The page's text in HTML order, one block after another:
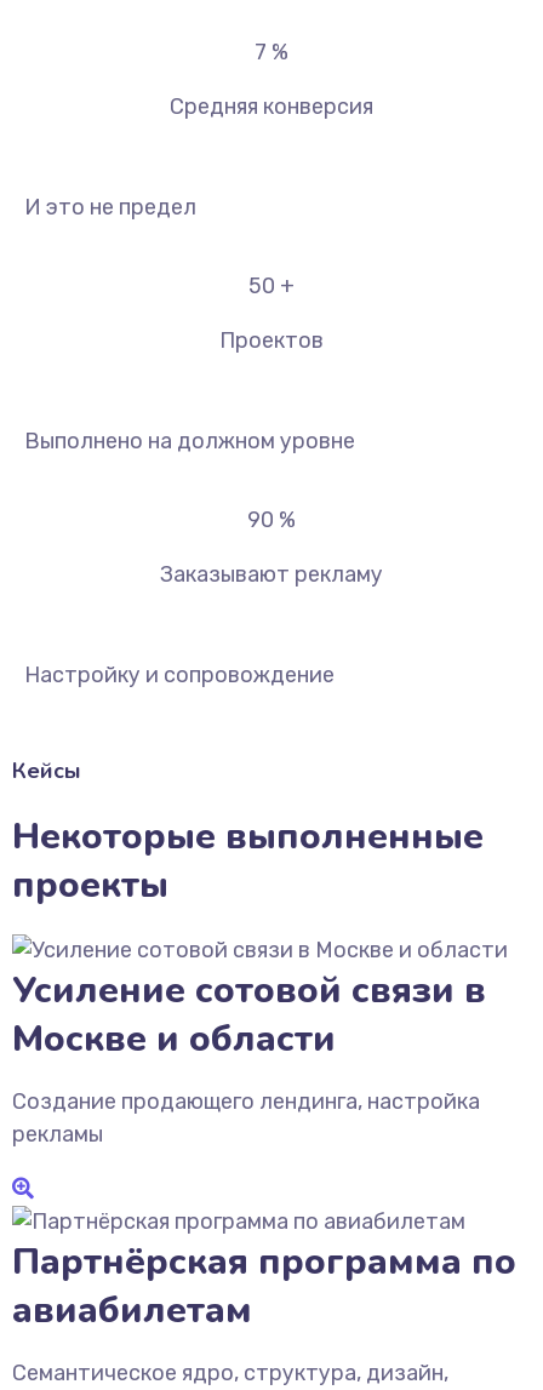
7 %
Средняя конверсия
И это не предел
50 +
Проектов
Выполнено на должном уровне
90 %
Заказывают рекламу
Настройку и сопровождение
Кейсы
Некоторые выполненные
проекты
Усиление сотовой связи в
Москве и области
Создание продающего лендинга, настройка
рекламы
Партнёрская программа по
авиабилетам
Семантическое ядро, структура, дизайн,